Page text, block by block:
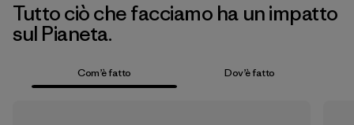
Tutto ciò che facciamo ha un impatto
sul Pianeta.
Com’è fatto Dov’è fatto